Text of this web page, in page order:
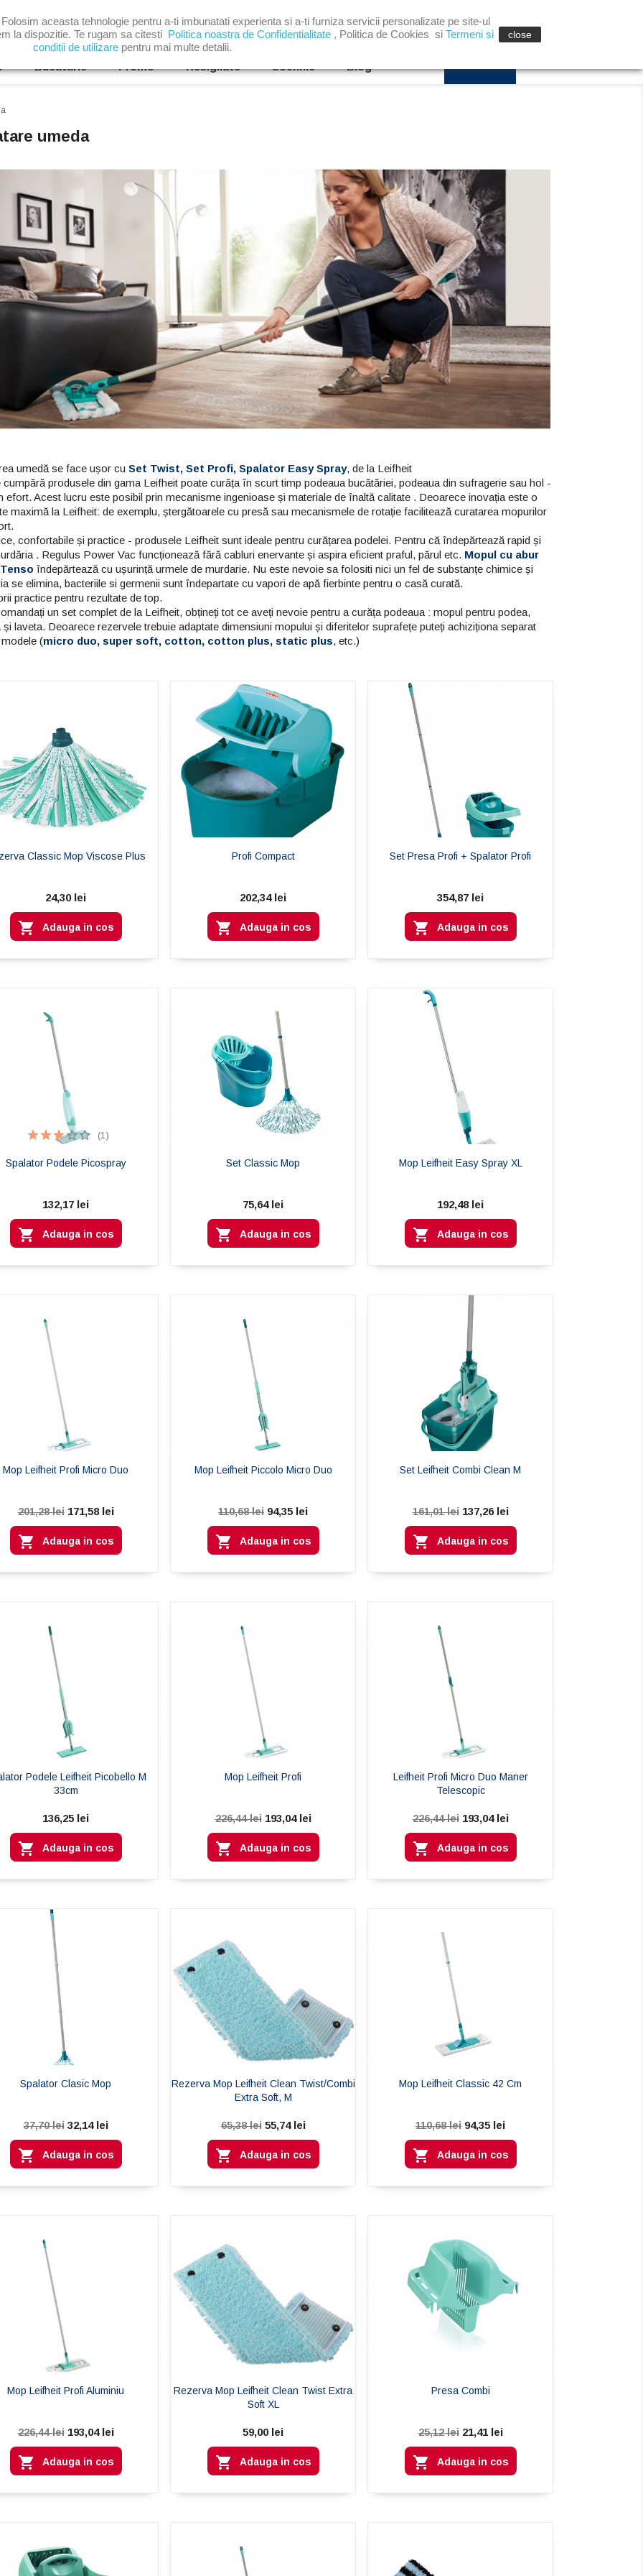
 Autentificare shopping_cart Cos (0)
Bucatarie Promo Resigilate Soehnle Blog
maxim al
fotovoltaice
panourilor solare
fie complicată,
periculoasă
Curățenia sustenabilă
SUPERDUSTER – pămătuful de
praf reutilizabil care îmbină
curățenia impecabilă cu grija
pentru mediu
Citeste mai mult
Leifheit Easy Spray XL:
Mopul care elimină
Scapă de găleata grea! Află cum
mopul Leifheit Easy Spray XL te
Citeste mai mult
Ce și cum să cureți în doar
10 minute când „musafirii
sunt pe drum”
în cele 4 zone mari din casă
umeda
umedă se face ușor cu Set Twist, Set Profi, Spalator Easy Spray, de la Leifheit
cumpără produsele din gama Leifheit poate curăța în scurt timp podeaua bucătăriei, podeaua din sufragerie sau hol -
efort. Acest lucru este posibil prin mecanisme ingenioase și materiale de înaltă calitate . Deoarece inovația este o
maximă la Leifheit: de exemplu, ștergătoarele cu presă sau mecanismele de rotație facilitează curatarea mopurilor
confortabile și practice - produsele Leifheit sunt ideale pentru curățarea podelei. Pentru că îndepărtează rapid și
. Regulus Power Vac funcționează fără cabluri enervante și aspira eficient praful, părul etc. Mopul cu abur
îndepărtează cu ușurință urmele de murdarie. Nu este nevoie sa folositi nici un fel de substanțe chimice și
se elimina, bacteriile si germenii sunt îndepartate cu vapori de apă fierbinte pentru o casă curată.
practice pentru rezultate de top.
un set complet de la Leifheit, obțineți tot ce aveți nevoie pentru a curăța podeaua : mopul pentru podea,
și laveta. Deoarece rezervele trebuie adaptate dimensiuni mopului și diferitelor suprafețe puteți achiziționa separat
(micro duo, super soft, cotton, cotton plus, static plus, etc.)
Classic Mop Viscose Plus
24,30 lei
 Adauga in cos
Profi Compact
202,34 lei
 Adauga in cos
Set Presa Profi + Spalator Profi
354,87 lei
 Adauga in cos
Spalator Podele Picospray
132,17 lei
 Adauga in cos
(1)
Set Classic Mop
75,64 lei
 Adauga in cos
Mop Leifheit Easy Spray XL
192,48 lei
 Adauga in cos
Mop Leifheit Profi Micro Duo
201,28 lei 171,58 lei
 Adauga in cos
Mop Leifheit Piccolo Micro Duo
110,68 lei 94,35 lei
 Adauga in cos
Set Leifheit Combi Clean M
161,01 lei 137,26 lei
 Adauga in cos
Podele Leifheit Picobello M
33cm
136,25 lei
 Adauga in cos
Mop Leifheit Profi
226,44 lei 193,04 lei
 Adauga in cos
Leifheit Profi Micro Duo Maner
Telescopic
226,44 lei 193,04 lei
 Adauga in cos
Spalator Clasic Mop
37,70 lei 32,14 lei
 Adauga in cos
Rezerva Mop Leifheit Clean Twist/Combi
Extra Soft, M
65,38 lei 55,74 lei
 Adauga in cos
Mop Leifheit Classic 42 Сm
110,68 lei 94,35 lei
 Adauga in cos
Mop Leifheit Profi Aluminiu
226,44 lei 193,04 lei
 Adauga in cos
Rezerva Mop Leifheit Clean Twist Extra
Soft XL
59,00 lei
 Adauga in cos
Presa Combi
25,12 lei 21,41 lei
 Adauga in cos
aceasta tehnologie pentru a-ti imbunatati experienta si a-ti furniza servicii personalizate pe site-ul
la dispozitie. Te rugam sa citesti Politica noastra de Confidentialitate , Politica de Cookies si Termeni si
conditii de utilizarepentru mai multe detalii.
close